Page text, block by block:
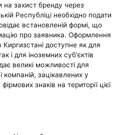
на захист бренду через
Республіці необхідно подати
встановленій формі, що
про заявника. Оформлення
доступне як для
і для іноземних суб'єктів
великі можливості для
компаній, зацікавлених у
знаків на території цієї